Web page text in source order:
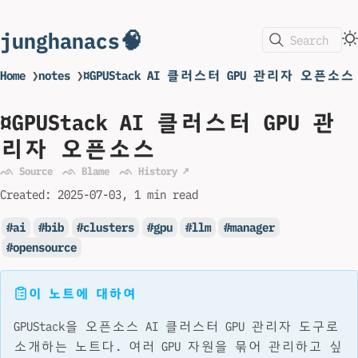
junghanacs🧠 Search
Home ❯notes ❯¤GPUStack AI 클러스터 GPU 관리자 오픈소스
¤GPUStack AI 클러스터 GPU 관
리자 오픈소스
ᨒ Source ᨒ Blame ᨒ History ↗
Created: 2025-07-03 1 min read
ai bib clusters gpu llm
manager
opensource
이 노트에 대하여
GPUStack을 오픈소스 AI 클러스터 GPU 관리자 도구로
소개하는 노트다. 여러 GPU 자원을 묶어 관리하고 싶